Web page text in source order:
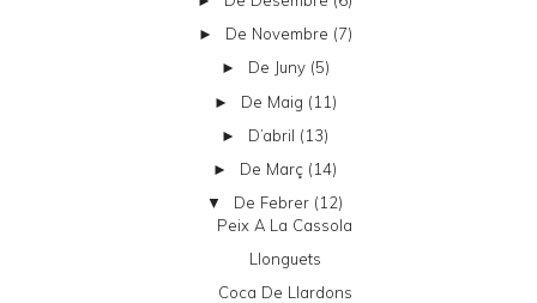
► De Novembre (7)
► De Juny (5)
► De Maig (11)
► D’abril (13)
► De Març (14)
▼ De Febrer (12)
Peix A La Cassola
Llonguets
Coca De Llardons